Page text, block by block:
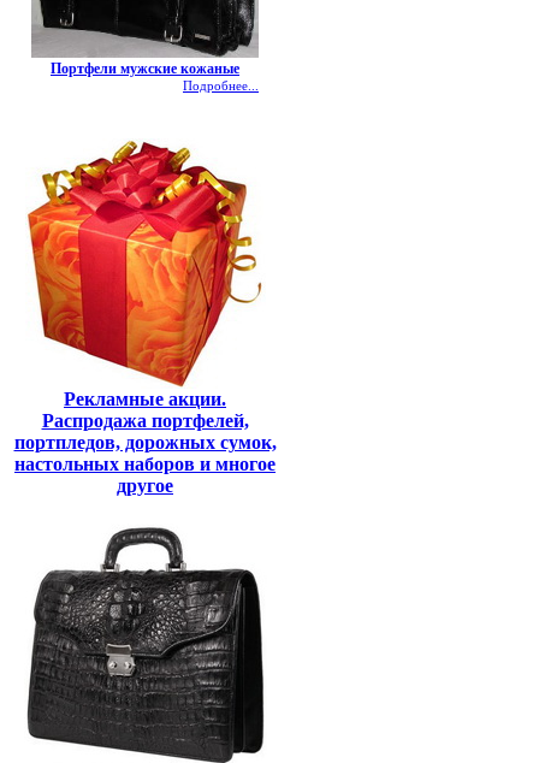
Портфели мужские кожаные
Подробнее...
Рекламные акции.
Распродажа портфелей,
портпледов, дорожных сумок,
настольных наборов и многое
другое